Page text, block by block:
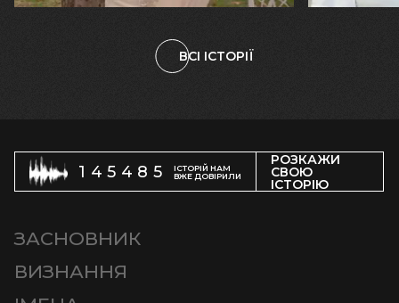
ВСІ ІСТОРІЇ
145485
ІСТОРІЙ НАМ
ВЖЕ ДОВІРИЛИ
РОЗКАЖИ
СВОЮ
ІСТОРІЮ
ЗАСНОВНИК
ВИЗНАННЯ